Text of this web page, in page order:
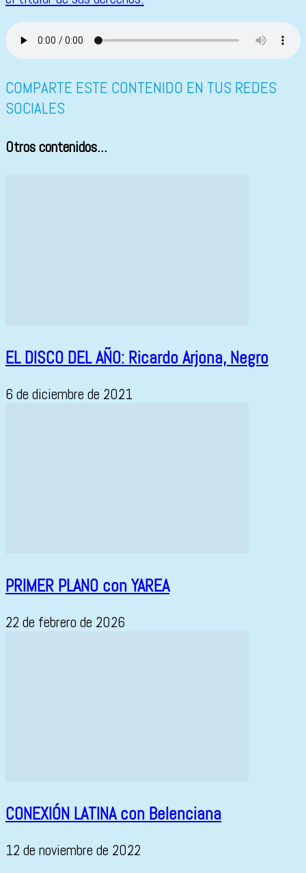
COMPARTE ESTE CONTENIDO EN TUS REDES
SOCIALES
Otros contenidos...
EL DISCO DEL AÑO: Ricardo Arjona, Negro
6 de diciembre de 2021
PRIMER PLANO con YAREA
22 de febrero de 2026
CONEXIÓN LATINA con Belenciana
12 de noviembre de 2022